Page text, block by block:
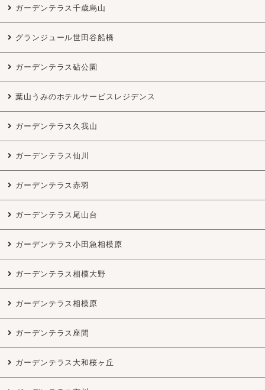
ガーデンテラス千歳烏山
グランジュール世田谷船橋
ガーデンテラス砧公園
葉山うみのホテルサービスレジデンス
ガーデンテラス久我山
ガーデンテラス仙川
ガーデンテラス赤羽
ガーデンテラス尾山台
ガーデンテラス小田急相模原
ガーデンテラス相模大野
ガーデンテラス相模原
ガーデンテラス座間
ガーデンテラス大和桜ヶ丘